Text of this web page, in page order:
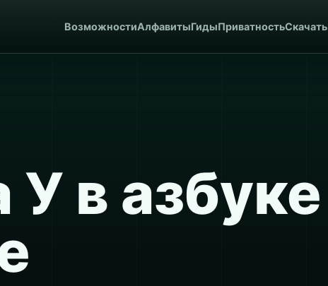
ВозможностиАлфавитыГидыПриватностьСкачать
У в азбуке